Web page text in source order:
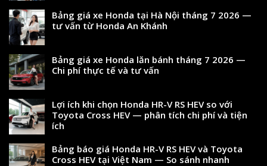
Bảng giá xe Honda tại Hà Nội tháng 7 2026 —
tư vấn từ Honda An Khánh
Bảng giá xe Honda lăn bánh tháng 7 2026 —
Chi phí thực tế và tư vấn
Lợi ích khi chọn Honda HR-V RS HEV so với
Toyota Cross HEV — phân tích chi phí và tiện
ích
Bảng báo giá Honda HR-V RS HEV và Toyota
Cross HEV tại Việt Nam — So sánh nhanh